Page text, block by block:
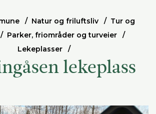
Natur og friluftsliv
Tur og
Parker, friområder og turveier
Lekeplasser
lekeplass